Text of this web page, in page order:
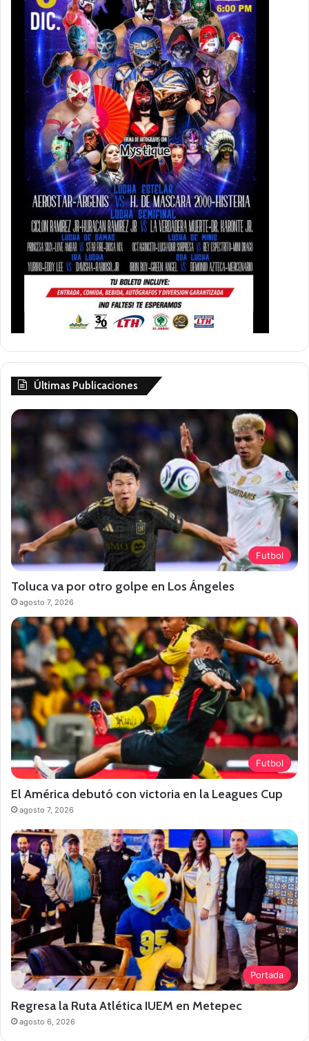
Últimas Publicaciones
Futbol
Toluca va por otro golpe en Los Ángeles
agosto 7, 2026
Futbol
El América debutó con victoria en la Leagues Cup
agosto 7, 2026
Portada
Regresa la Ruta Atlética IUEM en Metepec
agosto 6, 2026